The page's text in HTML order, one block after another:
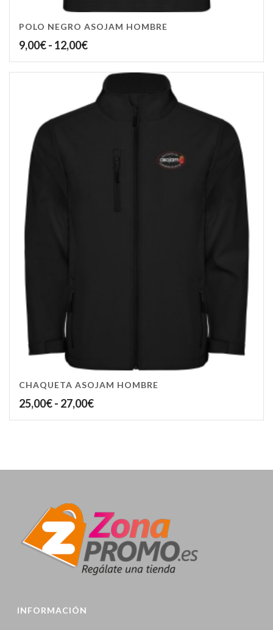
POLO NEGRO ASOJAM HOMBRE
9,00€- 12,00€Rango
de
precios:
desde
9,00€
CHAQUETA ASOJAM HOMBRE
25,00€- 27,00€Rango
de
hasta
INFORMACIÓN